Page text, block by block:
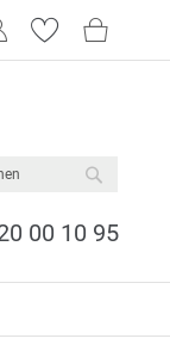
00 10 95